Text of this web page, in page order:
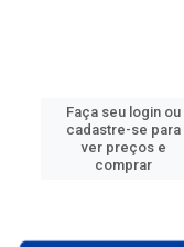
Faça seu login ou
cadastre-se para
ver preços e
comprar